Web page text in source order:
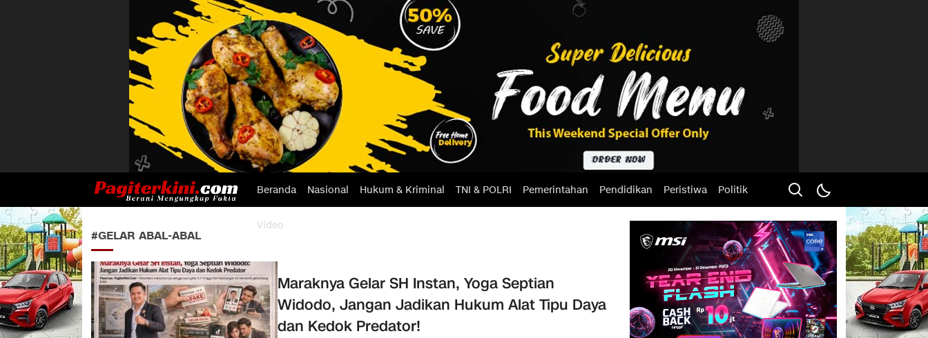
Beranda Nasional Hukum & Kriminal TNI & POLRI Pemerintahan Pendidikan Peristiwa Politik
Video
#GELAR ABAL-ABAL
Maraknya Gelar SH Instan, Yoga Septian
Widodo, Jangan Jadikan Hukum Alat Tipu Daya
dan Kedok Predator!